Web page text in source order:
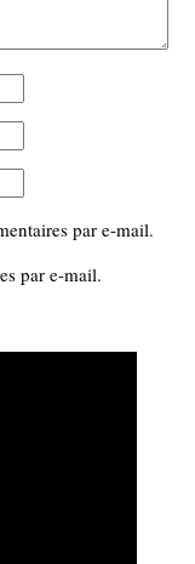
par e-mail.
par e-mail.